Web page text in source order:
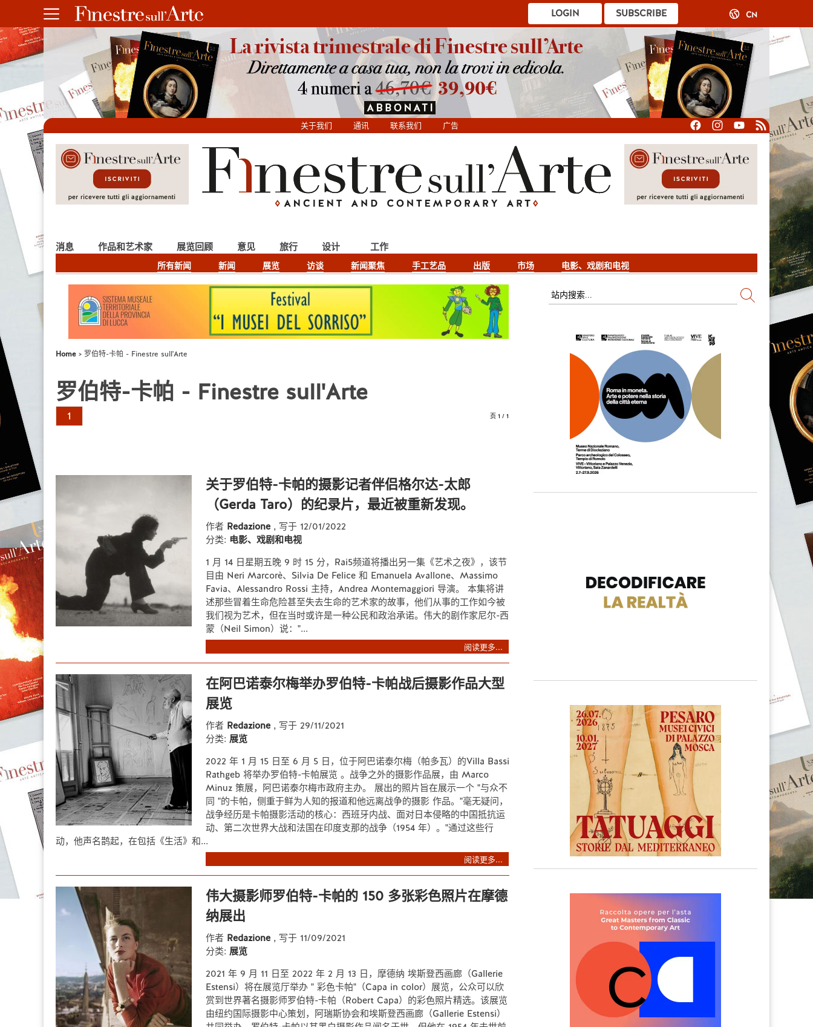
SUBSCRIBE
LOGIN CN
关于我们 通讯 联系我们 广告
消息
所有新闻 新闻 展览 访谈 新闻聚焦 手工艺品 出版 市场 电影、戏剧和电视
作品和艺术家 展览回顾 意见 旅行 设计 工作
Home 罗伯特-卡帕 - Finestre sull'Arte
罗伯特-卡帕 - Finestre sull'Arte
1 页 1 / 1
关于罗伯特-卡帕的摄影记者伴侣格尔达-太郎
（Gerda Taro）的纪录片，最近被重新发现。
作者 Redazione , 写于 12/01/2022
分类: 电影、戏剧和电视
1 月 14 日星期五晚 9 时 15 分，Rai5频道将播出另一集《艺术之夜》，该节
目由 Neri Marcorè、Silvia De Felice 和 Emanuela Avallone、Massimo
Favia、Alessandro Rossi 主持，Andrea Montemaggiori 导演。 本集将讲
述那些冒着生命危险甚至失去生命的艺术家的故事，他们从事的工作如今被
我们视为艺术，但在当时或许是一种公民和政治承诺。伟大的剧作家尼尔-西
蒙（Neil Simon）说："...
阅读更多...
在阿巴诺泰尔梅举办罗伯特-卡帕战后摄影作品大型
展览
作者 Redazione , 写于 29/11/2021
分类: 展览
2022 年 1 月 15 日至 6 月 5 日，位于阿巴诺泰尔梅（帕多瓦）的Villa Bassi
Rathgeb 将举办罗伯特-卡帕展览 。战争之外的摄影作品展，由 Marco
Minuz 策展，阿巴诺泰尔梅市政府主办。 展出的照片旨在展示一个 "与众不
同 "的卡帕，侧重于鲜为人知的报道和他远离战争的摄影 作品。"毫无疑问，
战争经历是卡帕摄影活动的核心：西班牙内战、面对日本侵略的中国抵抗运
动、第二次世界大战和法国在印度支那的战争（1954 年）。"通过这些行
动，他声名鹊起，在包括《生活》和...
阅读更多...
伟大摄影师罗伯特-卡帕的 150 多张彩色照片在摩德
纳展出
作者 Redazione , 写于 11/09/2021
分类: 展览
2021 年 9 月 11 日至 2022 年 2 月 13 日，摩德纳 埃斯登西画廊（Gallerie
Estensi）将在展览厅举办 " 彩色卡帕"（Capa in color）展览，公众可以欣
赏到世界著名摄影师罗伯特-卡帕（Robert Capa）的彩色照片精选。该展览
由纽约国际摄影中心策划，阿瑞斯协会和埃斯登西画廊（Gallerie Estensi）